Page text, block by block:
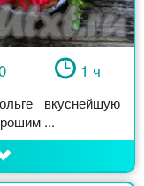
1 ч
вкуснейшую
...